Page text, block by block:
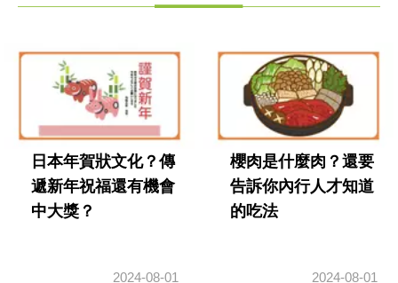
日本年賀狀文化？傳
遞新年祝福還有機會
中大獎？
2024-08-01
櫻肉是什麼肉？還要
告訴你內行人才知道
的吃法
2024-08-01